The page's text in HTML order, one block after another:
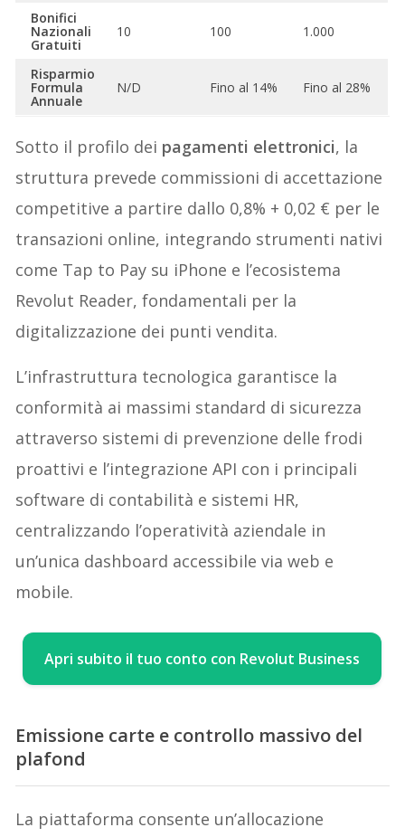
Bonifici
Nazionali
Gratuiti
10 100 1.000
Risparmio
Formula
Annuale
N/D Fino al 14% Fino al 28%
Sotto il profilo dei pagamenti elettronici, la
struttura prevede commissioni di accettazione
competitive a partire dallo 0,8% + 0,02 € per le
transazioni online, integrando strumenti nativi
come Tap to Pay su iPhone e l’ecosistema
Revolut Reader, fondamentali per la
digitalizzazione dei punti vendita.
L’infrastruttura tecnologica garantisce la
conformità ai massimi standard di sicurezza
attraverso sistemi di prevenzione delle frodi
proattivi e l’integrazione API con i principali
software di contabilità e sistemi HR,
centralizzando l’operatività aziendale in
un’unica dashboard accessibile via web e
mobile.
Apri subito il tuo conto con Revolut Business
Emissione carte e controllo massivo del
plafond
La piattaforma consente un’allocazione